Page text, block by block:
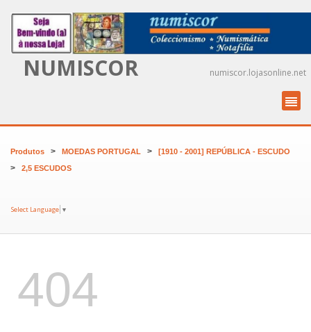
NUMISCOR numiscor.lojasonline.net
Produtos > MOEDAS PORTUGAL > [1910 - 2001] REPÚBLICA - ESCUDO
> 2,5 ESCUDOS
Select Language ▼